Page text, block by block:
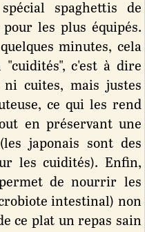
spaghettis de
les plus équipés.
minutes, cela
c'est à dire
cuites, mais justes
ce qui les rend
en préservant une
japonais sont des
les cuidités). Enfin,
de nourrir les
intestinal) non
ce plat un repas sain